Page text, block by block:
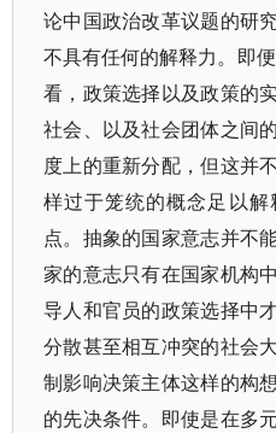
论中国政治改革议题的研
不具有任何的解释力。即
看，政策选择以及政策的
社会、以及社会团体之间
度上的重新分配，但这并
样过于笼统的概念足以
点。抽象的国家意志并不
家的意志只有在国家机构
导人和官员的政策选择中
分散甚至相互冲突的社会
制影响决策主体这样的构
的先决条件。即使是在多